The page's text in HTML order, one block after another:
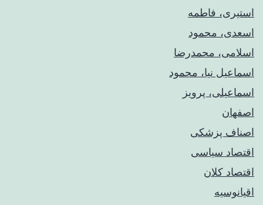
استیری، فاطمه
اسعدی، محمود
اسلامی، محمدرضا
اسماعیل نیا، محمود
اسماعیلی، پرویز
اصفهان
اصناف پزشکی
اقتصاد سیاسی
اقتصاد کلان
اقیانوسیه